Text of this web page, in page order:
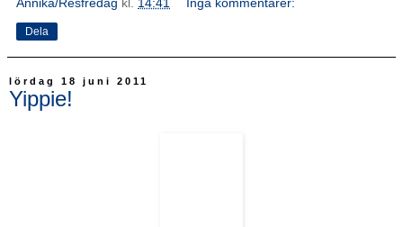
Annika/Resfredag kl. 14:41 Inga kommentarer:
Dela
lördag 18 juni 2011
Yippie!